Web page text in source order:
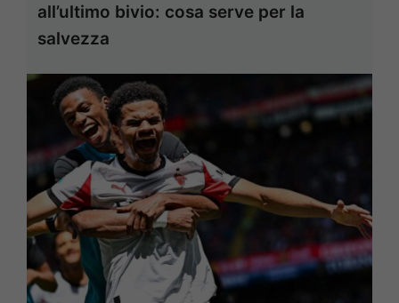
all’ultimo bivio: cosa serve per la
salvezza